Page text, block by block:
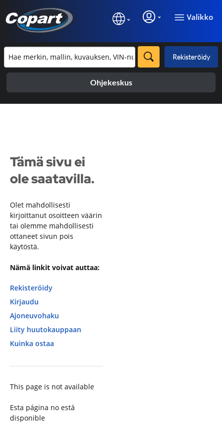
Valikko
Rekisteröidy
Ohjekeskus
Tämä sivu ei
ole saatavilla.
Olet mahdollisesti
kirjoittanut osoitteen väärin
tai olemme mahdollisesti
ottaneet sivun pois
käytöstä.
Nämä linkit voivat auttaa:
Rekisteröidy
Kirjaudu
Ajoneuvohaku
Liity huutokauppaan
Kuinka ostaa
This page is not available
Esta página no está
disponible